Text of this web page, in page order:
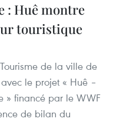
: Huê montre
touristique
de la ville de
le projet « Huê –
» financé par le WWF
de bilan du